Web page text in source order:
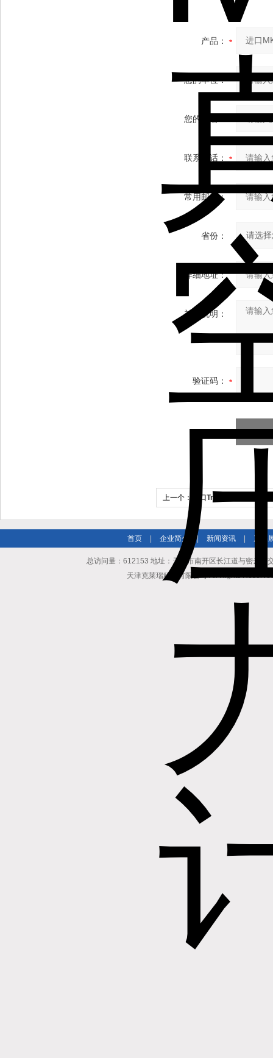
产品：
您的单位：
您的姓名：
联系电话：
常用邮箱：
省份：
详细地址：
补充说明：
验证码：
上一个： 进口Trans-Tek位移传感
首页 企业简介 | 新闻资讯 产品
总访问量：612153 地址：天津市南开区长江道与密云
天津克莱瑞科技有限公司 All Rights